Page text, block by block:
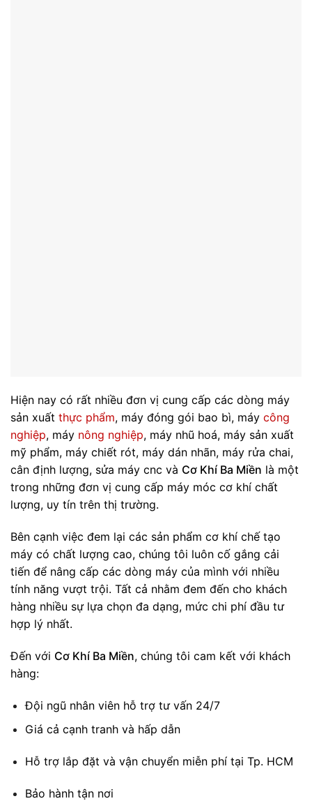
Hiện nay có rất nhiều đơn vị cung cấp các dòng máy
sản xuất thực phẩm, máy đóng gói bao bì, máy công
nghiệp, máy nông nghiệp, máy nhũ hoá, máy sản xuất
mỹ phẩm, máy chiết rót, máy dán nhãn, máy rửa chai,
cân định lượng, sửa máy cnc và Cơ Khí Ba Miền là một
trong những đơn vị cung cấp máy móc cơ khí chất
lượng, uy tín trên thị trường.
Bên cạnh việc đem lại các sản phẩm cơ khí chế tạo
máy có chất lượng cao, chúng tôi luôn cố gắng cải
tiến để nâng cấp các dòng máy của mình với nhiều
tính năng vượt trội. Tất cả nhằm đem đến cho khách
hàng nhiều sự lựa chọn đa dạng, mức chi phí đầu tư
hợp lý nhất.
Đến với Cơ Khí Ba Miền, chúng tôi cam kết với khách
hàng:
Đội ngũ nhân viên hỗ trợ tư vấn 24/7
Giá cả cạnh tranh và hấp dẫn
Hỗ trợ lắp đặt và vận chuyển miễn phí tại Tp. HCM
Bảo hành tận nơi